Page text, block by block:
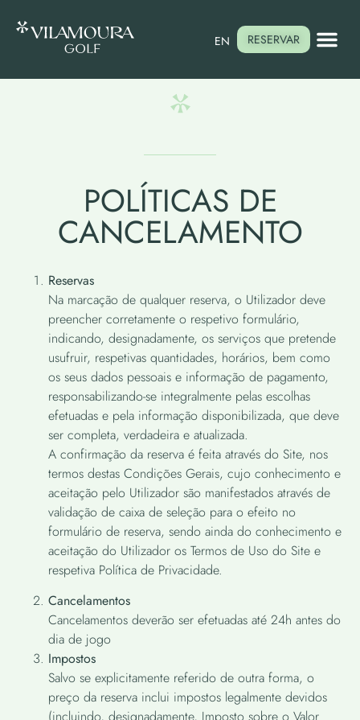
RESERVAR
EN
POLÍTICAS DE
CANCELAMENTO
Reservas
Na marcação de qualquer reserva, o Utilizador deve
preencher corretamente o respetivo formulário,
indicando, designadamente, os serviços que pretende
usufruir, respetivas quantidades, horários, bem como
os seus dados pessoais e informação de pagamento,
responsabilizando-se integralmente pelas escolhas
efetuadas e pela informação disponibilizada, que deve
ser completa, verdadeira e atualizada.
A confirmação da reserva é feita através do Site, nos
termos destas Condições Gerais, cujo conhecimento e
aceitação pelo Utilizador são manifestados através de
validação de caixa de seleção para o efeito no
formulário de reserva, sendo ainda do conhecimento e
aceitação do Utilizador os Termos de Uso do Site e
respetiva Política de Privacidade.
Cancelamentos
Cancelamentos deverão ser efetuadas até 24h antes do
dia de jogo
Impostos
Salvo se explicitamente referido de outra forma, o
preço da reserva inclui impostos legalmente devidos